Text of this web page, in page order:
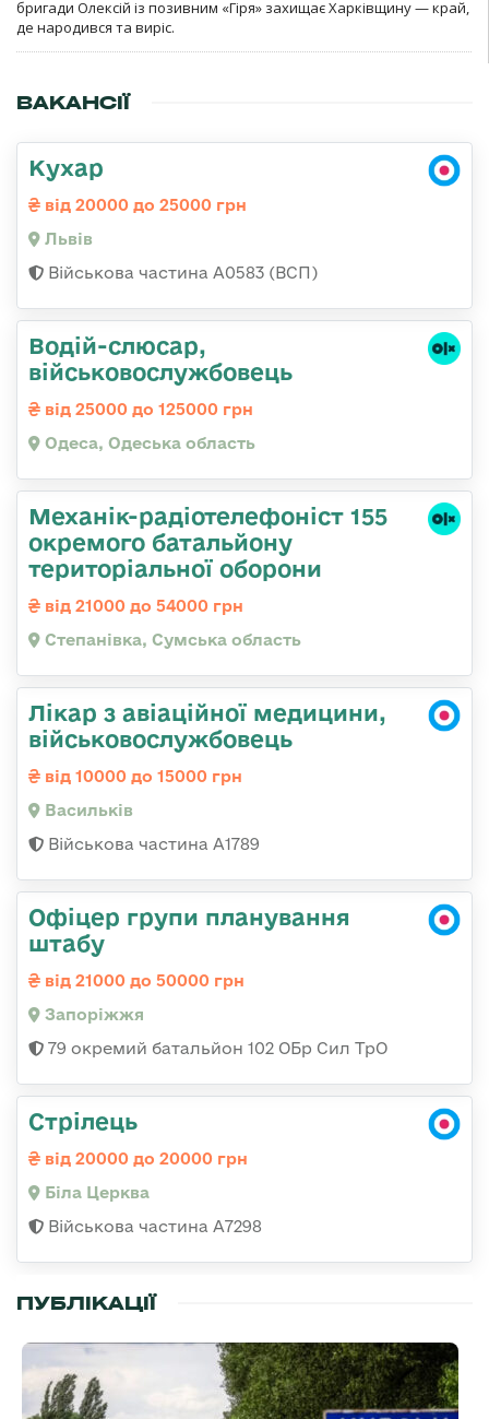
бригади Олексій із позивним «Гіря» захищає Харківщину — край,
де народився та виріс.
ВАКАНСІЇ
Кухар
від 20000 до 25000 грн
Львів
Військова частина А0583 (ВСП)
Водій-слюсаp,
військовослужбовець
від 25000 до 125000 грн
Одеса, Одеська область
Механік-радіотелефоніст 155
окремого батальйону
територіальної оборони
від 21000 до 54000 грн
Степанівка, Сумська область
Лікар з авіаційної медицини,
військовослужбовець
від 10000 до 15000 грн
Васильків
Військова частина А1789
Офіцер групи планування
штабу
від 21000 до 50000 грн
Запоріжжя
79 окремий батальйон 102 ОБр Сил ТрО
Стрілець
від 20000 до 20000 грн
Біла Церква
Військова частина А7298
ПУБЛІКАЦІЇ